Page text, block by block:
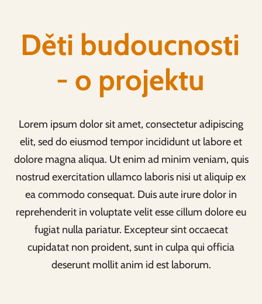
Děti budoucnosti
- o projektu
Lorem ipsum dolor sit amet, consectetur adipiscing
elit, sed do eiusmod tempor incididunt ut labore et
dolore magna aliqua. Ut enim ad minim veniam, quis
nostrud exercitation ullamco laboris nisi ut aliquip ex
ea commodo consequat. Duis aute irure dolor in
reprehenderit in voluptate velit esse cillum dolore eu
fugiat nulla pariatur. Excepteur sint occaecat
cupidatat non proident, sunt in culpa qui officia
deserunt mollit anim id est laborum.